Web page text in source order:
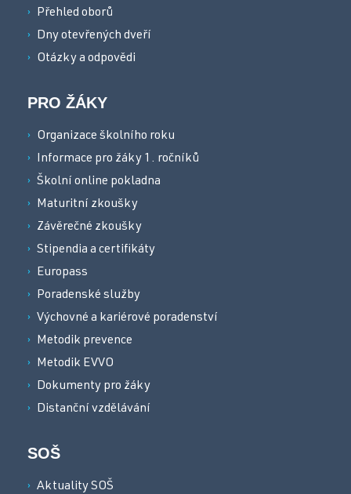
Přehled oborů
Dny otevřených dveří
Otázky a odpovědi
PRO ŽÁKY
Organizace školního roku
Informace pro žáky 1. ročníků
Školní online pokladna
Maturitní zkoušky
Závěrečné zkoušky
Stipendia a certifikáty
Europass
Poradenské služby
Výchovné a kariérové poradenství
Metodik prevence
Metodik EVVO
Dokumenty pro žáky
Distanční vzdělávání
SOŠ
Aktuality SOŠ